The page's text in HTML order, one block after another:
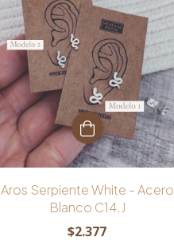
Aros Serpiente White - Acero
Blanco C14.J
$2.377